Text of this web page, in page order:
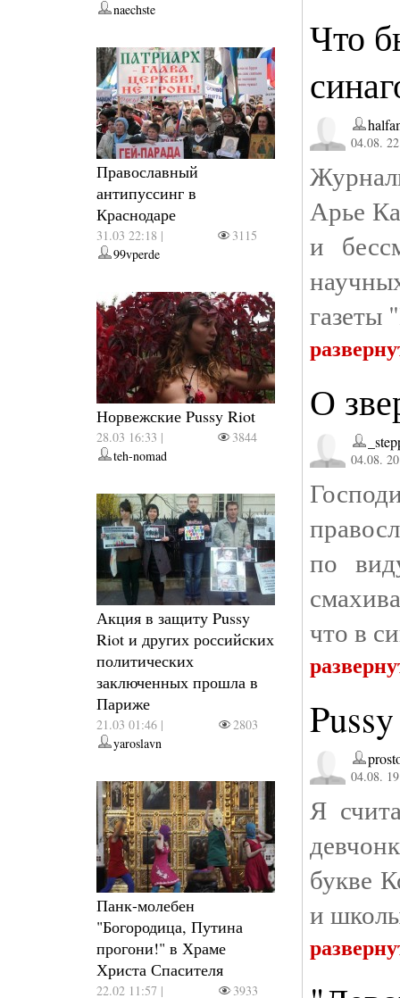
naechste
Православный
антипуссинг в
Краснодаре
31.03 22:18 |
3115
99vperde
Норвежские Pussy Riot
28.03 16:33 |
3844
teh-nomad
Акция в защиту Pussy
Riot и других российских
политических
заключенных прошла в
Париже
21.03 01:46 |
2803
yaroslavn
Панк-молебен
"Богородица, Путина
прогони!" в Храме
Христа Спасителя
22.02 11:57 | 3933
Что
04.08.
Арье
и
газеты
О
04.08.
по
что в
04.08.
Я
букве
и